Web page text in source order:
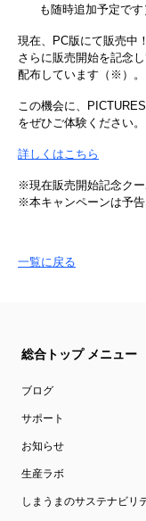
も随時追加予定です
現在、PC版にて販売中！
さらに販売開始を記念
配布しています（※）。
この機会に、
をぜひご体験ください。
詳しくはこちら
※現在販売開始記念クー
※本​キャンペーンは​予告
一覧に戻る
総合トップ メニュー
ブログ
サポート
お知らせ
生産ラボ
しまうまのサステナビリ